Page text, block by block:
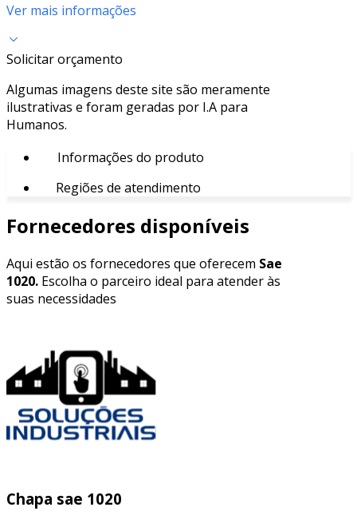
Ver mais informações
Solicitar orçamento
Algumas imagens deste site são meramente
ilustrativas e foram geradas por I.A para
Humanos.
Informações do produto
Regiões de atendimento
Fornecedores disponíveis
Aqui estão os fornecedores que oferecem Sae
1020. Escolha o parceiro ideal para atender às
suas necessidades
Chapa sae 1020